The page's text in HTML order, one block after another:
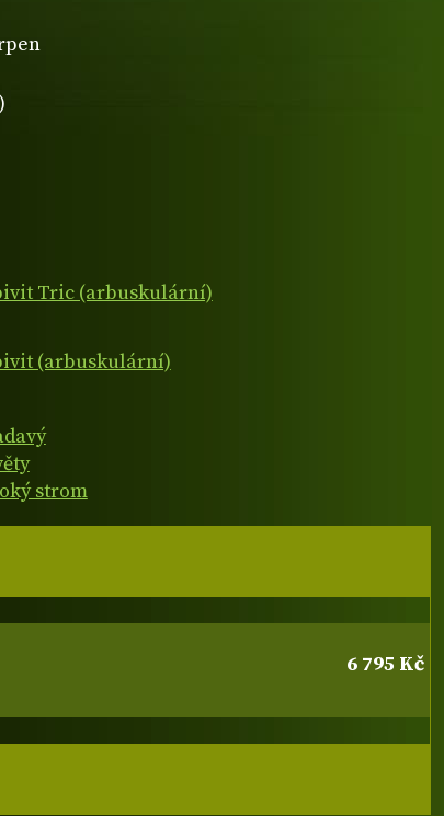
Tric (arbuskulární)
(arbuskulární)
strom
6 795 Kč